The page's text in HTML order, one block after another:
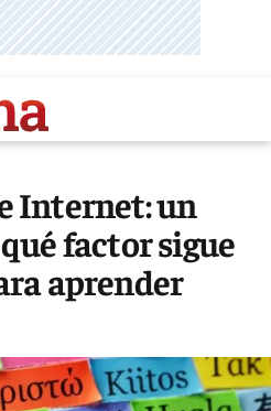
Internet: un
factor sigue
aprender